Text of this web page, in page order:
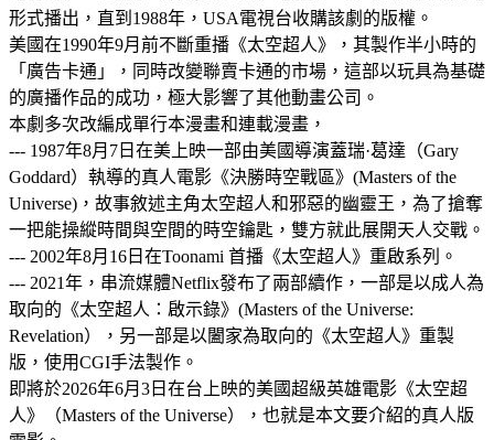
形式播出，直到1988年，USA電視台收購該劇的版權。
美國在1990年9月前不斷重播《太空超人》，其製作半小時的
「廣告卡通」，同時改變聯賣卡通的市場，這部以玩具為基礎
的廣播作品的成功，極大影響了其他動畫公司。
本劇多次改編成單行本漫畫和連載漫畫，
--- 1987年8月7日在美上映一部由美國導演蓋瑞·葛達（Gary
Goddard）執導的真人電影《決勝時空戰區》(Masters of the
Universe)，故事敘述主角太空超人和邪惡的幽靈王，為了搶奪
一把能操縱時間與空間的時空鑰匙，雙方就此展開天人交戰。
--- 2002年8月16日在Toonami 首播《太空超人》重啟系列。
--- 2021年，串流媒體Netflix發布了兩部續作，一部是以成人為
取向的《太空超人：啟示錄》(Masters of the Universe:
Revelation），另一部是以闔家為取向的《太空超人》重製
版，使用CGI手法製作。
即將於2026年6月3日在台上映的美國超級英雄電影《太空超
人》（Masters of the Universe），也就是本文要介紹的真人版